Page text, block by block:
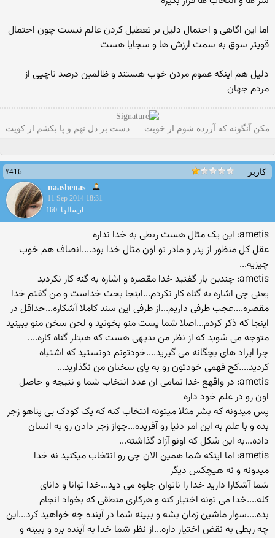
اما این اگاهی و احتمال دلیل بر تعطیل کردن عالم نیست چون احتمال
قویتر سوق به سمت ارزش ها و سجایا هست
دلیل هم اینکه عموم مردن خوب هستند و ظالمین درصد ناچیی از
مردم جهان
مکن آنگونه که آزرده شوم از خویت .....دست بر دل نهم و پا بکشم از کویت
کاربر
#416
naashenas
11 Sep 2014 18:31
ارسالها: 160
ametis: این یک مثال هست ربطی به خدا نداره
عقل کل منظور از پدر و مادر تو اون مثال خدا بود....انصاف هم خوب
چیزیه...
ametis: چندین بار گفتید خدا مقصره و اشاره به گنه کار نکردید
یعنی چی اشاره به گناه کار نکردم...اینجا بحث خداست و من گفتم خدا
مقصره....عجب طرفی داریم...از طرفی این سند کاملا آشکاره...حداقل در
اینجا که ذکر کردم...اصلا شما پست منو بخونید و لحن سخن منو ببینید
متوجه می شوید که از نظر من بدیهی هست که هیتلر گناه کاره....
چرا ایراد های بچگانه می گیرید....خودتونم دونستید که اشتباه
کردید....کج فهمی خودتون رو به پای سخنان من نگذارید...
ametis: در واقهع خدا نمامی ان عدد انتخاب شما و نتیجه و حاصل
اون رو در علم خود داره
پس میدونه که بشر مثلا میتونه انتخاب کنه که یک کودک بی پناهو زجر
بده و با علم به این امر دنیا رو آفریده...جواز زجر دادن رو به انسان
داده...به این شکل که اونو آزاد گذاشته...
ametis: اما اینکه شما همین الان چی رو انتخاب میکنید نه خدا
میدونه و نه هیچکس دیگر
شما آشکارا دارید خدا را ناتوان جلوه می دید...خدا توانا و دانای
کله....خدا می تونه اختیار کنه و هرکاری منطقی که بخواد انجام
بده....سوار ماشین زمان بشه و ببینه شما در آینده چه خواهید کرد...این
چه ربطی به نقض اختیار داره...از نظر شما خدا به آینده بره و ببینه و